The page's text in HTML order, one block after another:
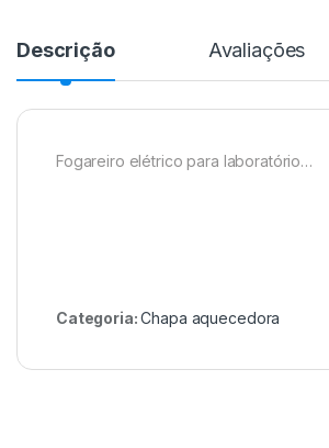
Descrição Avaliações
Fogareiro elétrico para laboratório…
Categoria:Chapa aquecedora